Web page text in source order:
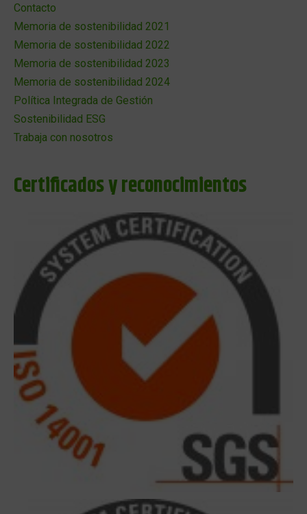
Contacto
Memoria de sostenibilidad 2021
Memoria de sostenibilidad 2022
Memoria de sostenibilidad 2023
Memoria de sostenibilidad 2024
Política Integrada de Gestión
Sostenibilidad ESG
Trabaja con nosotros
Certificados y reconocimientos